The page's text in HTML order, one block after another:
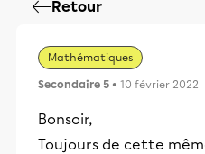
Retour
Mathématiques
Secondaire 5 • 10 février 2022
Bonsoir,
Toujours de cette